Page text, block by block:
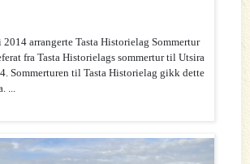
2014 arrangerte Tasta Historielag Sommertur
fra Tasta Historielags sommertur til Utsira
Sommerturen til Tasta Historielag gikk dette
...